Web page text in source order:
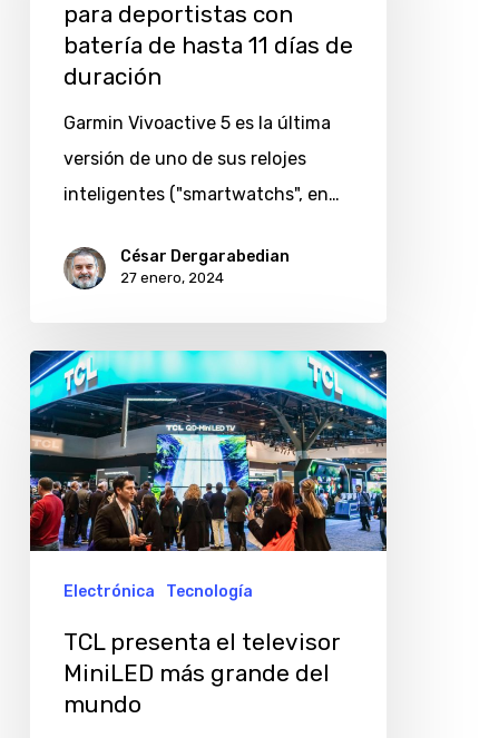
deportistas
duración
para deportistas con
batería de hasta 11 días de
duración
Garmin Vivoactive 5 es la última
versión de uno de sus relojes
inteligentes ("smartwatchs", en…
César Dergarabedian
27 enero, 2024
TCL
presenta
el
televisor
MiniLED
más
grande
mundo
Electrónica Tecnología
TCL presenta el televisor
MiniLED más grande del
mundo